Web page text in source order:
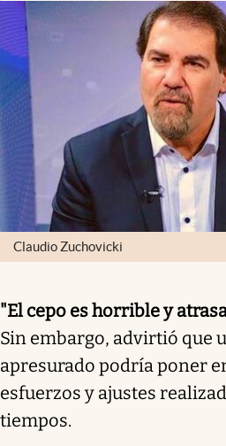
Claudio Zuchovicki
"El cepo es horrible y
Sin embargo, advirtió que
apresurado podría poner
esfuerzos y ajustes
tiempos.